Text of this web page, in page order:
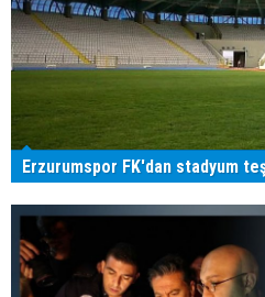
Erzurumspor FK'dan stadyum